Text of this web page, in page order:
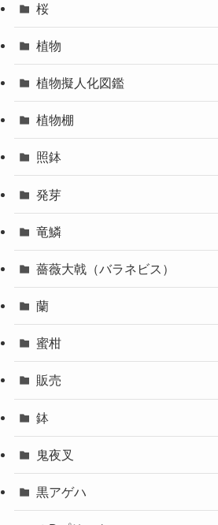
桜
植物
植物擬人化図鑑
植物棚
照鉢
発芽
竜鱗
薔薇大戟（バラネビス）
蘭
蜜柑
販売
鉢
鬼夜叉
黒アゲハ